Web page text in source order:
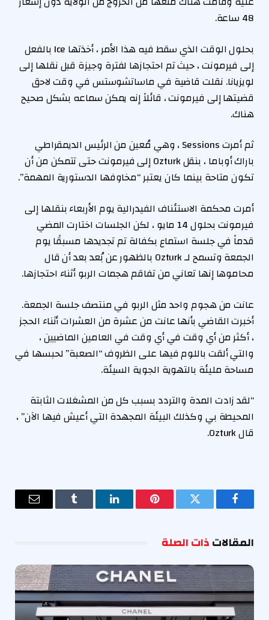
48 ساعة.
بحلول الوقت الذي سقط فيه هذا الأمر ، أخذتها Ice بالفعل
إلى فيرمونت ، حيث تم احتجازها لفترة وجيزة قبل نقلها إلى
لويزيانا. نقلت قاضية في ماساتشوستس في وقت لاحق
قضيتها إلى فيرمونت ، قائلاً إنه يمكن سماعه بشكل صحيح
هناك.
ثم أمرت Sessions ، وهي مُعين من الرئيس الديمقراطي
باراك أوباما ، بنقل Ozturk إلى فيرمونت حتى تتمكن من أن
تكون متاحة بينما كان يعتبر “مخاوفها الدستورية المهمة”.
أمرت محكمة الاستئناف الفيدرالية يوم الأربعاء بنقلها إلى
فيرمونت بحلول 14 مايو ، لكن الجلسات اختارت المضي
قدماً في جلسة استماع بكفالة تم تجديدها مسبقًا يوم
الجمعة وتسمح لـ Ozturk بالظهور عن بُعد بعد أن قال
محاموها إنها تعاني من تفاقم هجمات الربو أثناء احتجازها.
عانت من هجوم واحد مثل الربو في منتصف جلسة الجمعة.
أخبرت القاضي بأنها عانت من عشرة من العشرات أثناء الحجز
، أكثر من أي وقت في أي وقت في العامين الماضيين ،
والتي ألقت باللوم فيها على الظروف “الصعبة” لحبسها في
مساحة مليئة بالتهوية الجوية السيئة.
“لقد زادت المدة والتردد بسبب كل من المشغلات الثابتة
المحيطة بي وكذلك البيئة المجهدة التي أعيش فيها الآن” ،
قال Ozturk.
فيسبوك تويتر بينتيريستلينكدإن Tumblr
البريد
المقالاتذات الصلة